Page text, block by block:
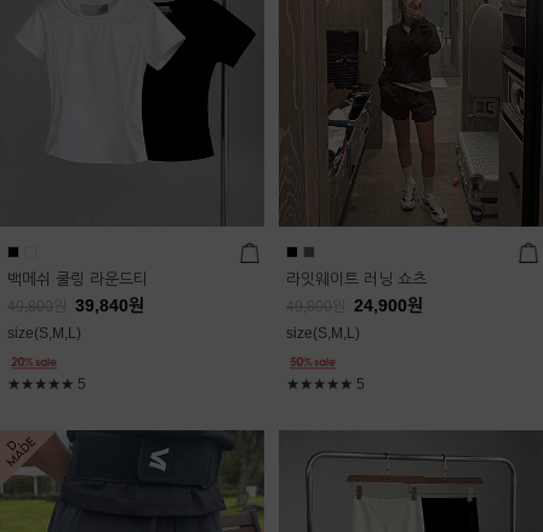
백메쉬 쿨링 라운드티
49,800 39,840원
size(S,M,L)
★★★★★ 5
라잇웨이트 러닝 쇼츠
49,800 24,900원
size(S,M,L)
★★★★★ 5